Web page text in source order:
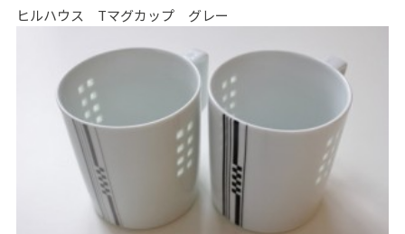
ヒルハウス Tマグカップ グレー